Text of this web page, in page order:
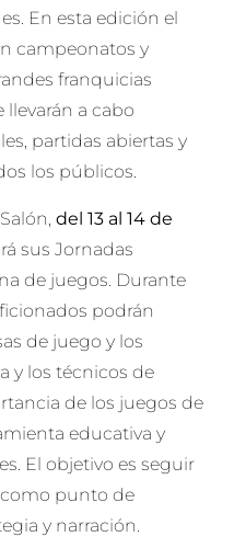
En esta edición el
campeonatos y
franquicias
llevarán a cabo
partidas abiertas y
los públicos.
del 13 al 14 de
sus Jornadas
de juegos. Durante
podrán
de juego y los
y los técnicos de
de los juegos de
educativa y
El objetivo es seguir
punto de
y narración.